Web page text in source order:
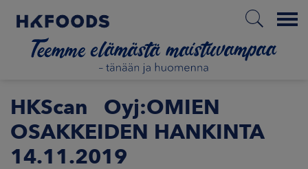
Menu
ETUSIVU
HKScan Oyj:OMIEN
OSAKKEIDEN HANKINTA
14.11.2019